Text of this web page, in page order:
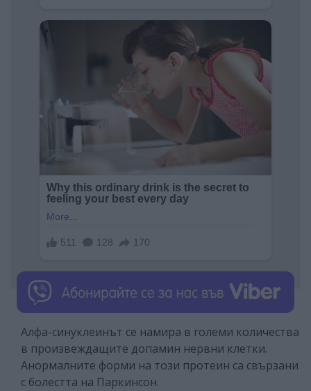
Алфа-синуклеинът се намира в големи количества
в произвеждащите допамин нервни клетки.
Анормалните форми на този протеин са свързани
с болестта на Паркинсон.